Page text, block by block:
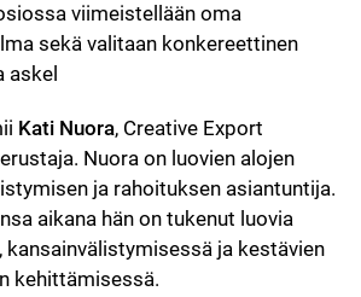
viimeistellään oma
sekä valitaan konkereettinen
askel
Kati Nuora, Creative Export
Nuora on luovien alojen
ja rahoituksen asiantuntija.
aikana hän on tukenut luovia
kansainvälistymisessä ja kestävien
kehittämisessä.